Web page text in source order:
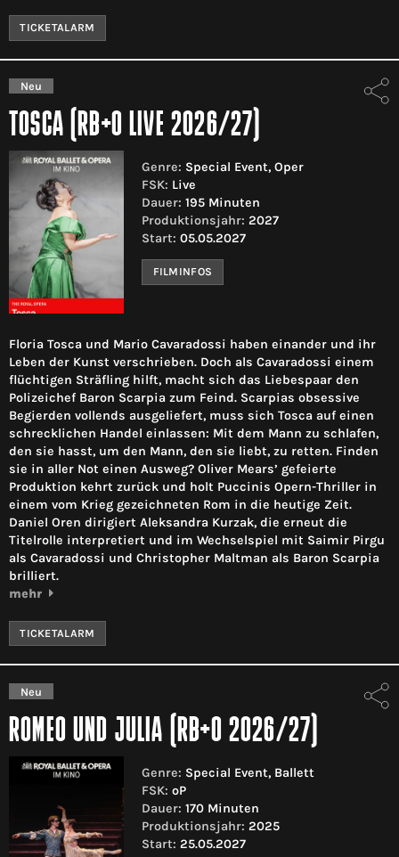
TICKETALARM
Neu
TOSCA (RB+O LIVE 2026/27)
Genre: Special Event, Oper
FSK: Live
Dauer: 195 Minuten
Produktionsjahr: 2027
Start: 05.05.2027
FILMINFOS
Floria Tosca und Mario Cavaradossi haben einander und ihr
Leben der Kunst verschrieben. Doch als Cavaradossi einem
flüchtigen Sträfling hilft, macht sich das Liebespaar den
Polizeichef Baron Scarpia zum Feind. Scarpias obsessive
Begierden vollends ausgeliefert, muss sich Tosca auf einen
schrecklichen Handel einlassen: Mit dem Mann zu schlafen,
den sie hasst, um den Mann, den sie liebt, zu retten. Finden
sie in aller Not einen Ausweg? Oliver Mears’ gefeierte
Produktion kehrt zurück und holt Puccinis Opern-Thriller in
einem vom Krieg gezeichneten Rom in die heutige Zeit.
Daniel Oren dirigiert Aleksandra Kurzak, die erneut die
Titelrolle interpretiert und im Wechselspiel mit Saimir Pirgu
als Cavaradossi und Christopher Maltman als Baron Scarpia
brilliert.
mehr
TICKETALARM
Neu
ROMEO UND JULIA (RB+O 2026/27)
Genre: Special Event, Ballett
FSK: oP
Dauer: 170 Minuten
Produktionsjahr: 2025
Start: 25.05.2027